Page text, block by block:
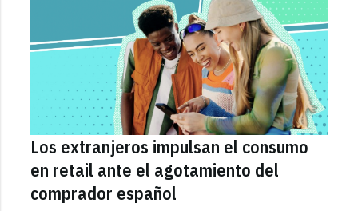
Los extranjeros impulsan el consumo
en retail ante el agotamiento del
comprador español